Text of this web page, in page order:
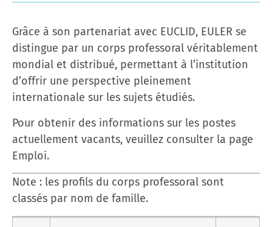
Grâce à son partenariat avec EUCLID, EULER se
distingue par un corps professoral véritablement
mondial et distribué, permettant à l’institution
d’offrir une perspective pleinement
internationale sur les sujets étudiés.
Pour obtenir des informations sur les postes
actuellement vacants, veuillez consulter la page
Emploi.
Note : les profils du corps professoral sont
classés par nom de famille.